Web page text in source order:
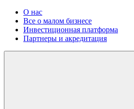
О нас
Все о малом бизнесе
Инвестиционная платформа
Партнеры и акредитация